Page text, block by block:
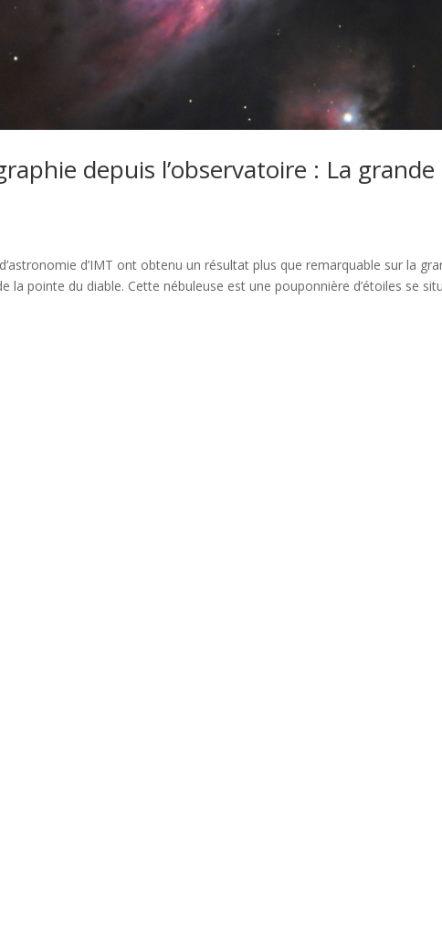
depuis l’observatoire : La
d’IMT ont obtenu un résultat plus que remarquable sur la
la pointe du diable. Cette nébuleuse est une pouponnière d’étoiles se